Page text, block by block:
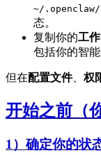
~/.openclaw/
态。
复制你的工
包括你的智
但在配置文件、权
开始之前（
1）确定你的状